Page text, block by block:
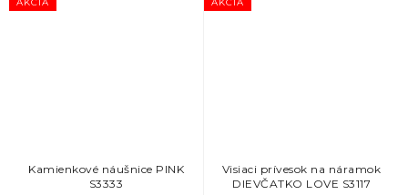
Kamienkové náušnice PINK
S3333
Visiaci prívesok na náramok
DIEVČATKO LOVE S3117